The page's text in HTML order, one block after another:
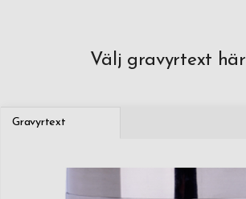
Välj gravyrtext här
Gravyrtext